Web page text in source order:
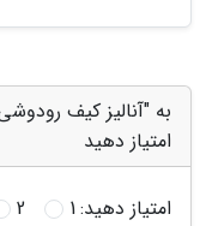
به "آنالیز کیف
امتیاز دهید
امتیاز دهید:1
2